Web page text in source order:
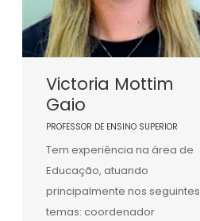
Victoria Mottim
Gaio
PROFESSOR DE ENSINO SUPERIOR
Tem experiência na área de
Educação, atuando
principalmente nos seguintes
temas: coordenador